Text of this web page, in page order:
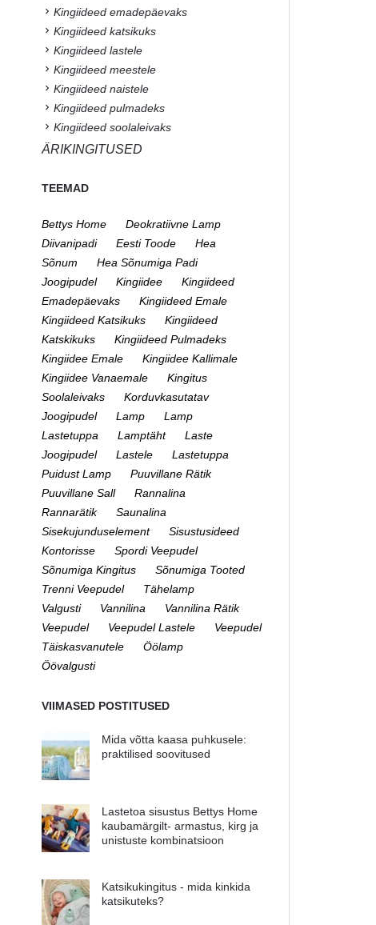
Kingiideed emadepäevaks
Kingiideed katsikuks
Kingiideed lastele
Kingiideed meestele
Kingiideed naistele
Kingiideed pulmadeks
Kingiideed soolaleivaks
ÄRIKINGITUSED
TEEMAD
Bettys Home
Deokratiivne Lamp
Diivanipadi
Eesti Toode
Hea
Sõnum
Hea Sõnumiga Padi
Joogipudel
Kingiidee
Kingiideed
Emadepäevaks
Kingiideed Emale
Kingiideed Katsikuks
Kingiideed
Katskikuks
Kingiideed Pulmadeks
Kingiidee Emale
Kingiidee Kallimale
Kingiidee Vanaemale
Kingitus
Soolaleivaks
Korduvkasutatav
Joogipudel
Lamp
Lamp
Lastetuppa
Lamptäht
Laste
Joogipudel
Lastele
Lastetuppa
Puidust Lamp
Puuvillane Rätik
Puuvillane Sall
Rannalina
Rannarätik
Saunalina
Sisekujunduselement
Sisustusideed
Kontorisse
Spordi Veepudel
Sõnumiga Kingitus
Sõnumiga Tooted
Trenni Veepudel
Tähelamp
Valgusti
Vannilina
Vannilina Rätik
Veepudel
Veepudel Lastele
Veepudel
Täiskasvanutele
Öölamp
Öövalgusti
VIIMASED POSTITUSED
Mida võtta kaasa puhkusele:
praktilised soovitused
Lastetoa sisustus Bettys Home
kaubamärgilt- armastus, kirg ja
unistuste kombinatsioon
Katsikukingitus - mida kinkida
katsikuteks?